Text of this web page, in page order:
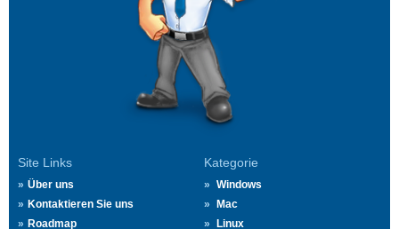
Site Links
Über uns
Kontaktieren Sie uns
Roadmap
Kategorie
Windows
Mac
Linux